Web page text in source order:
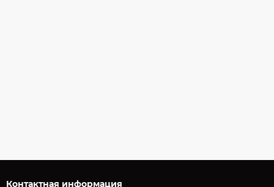
Контактная информация